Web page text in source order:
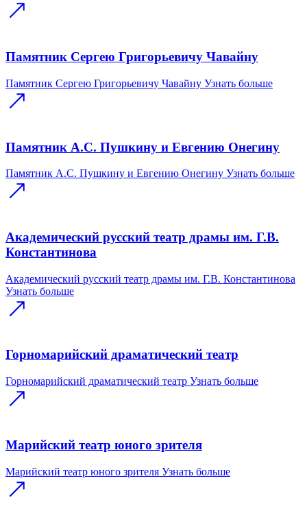
Памятник Сергею Григорьевичу Чавайну
Памятник Сергею Григорьевичу Чавайну Узнать больше
Памятник А.С. Пушкину и Евгению Онегину
Памятник А.С. Пушкину и Евгению Онегину Узнать больше
Академический русский театр драмы им. Г.В.
Константинова
Академический русский театр драмы им. Г.В. Константинова
Узнать больше
Горномарийский драматический театр
Горномарийский драматический театр Узнать больше
Марийский театр юного зрителя
Марийский театр юного зрителя Узнать больше